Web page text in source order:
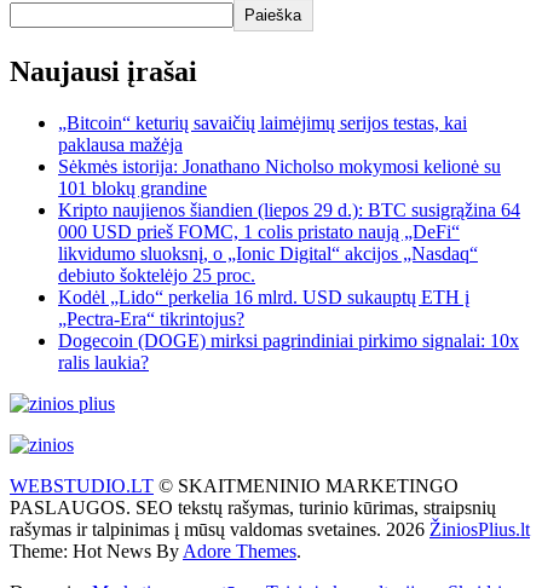
Paieška
Naujausi įrašai
„Bitcoin“ keturių savaičių laimėjimų serijos testas, kai
paklausa mažėja
Sėkmės istorija: Jonathano Nicholso mokymosi kelionė su
101 blokų grandine
Kripto naujienos šiandien (liepos 29 d.): BTC susigrąžina 64
000 USD prieš FOMC, 1 colis pristato naują „DeFi“
likvidumo sluoksnį, o „Ionic Digital“ akcijos „Nasdaq“
debiuto šoktelėjo 25 proc.
Kodėl „Lido“ perkelia 16 mlrd. USD sukauptų ETH į
„Pectra-Era“ tikrintojus?
Dogecoin (DOGE) mirksi pagrindiniai pirkimo signalai: 10x
ralis laukia?
WEBSTUDIO.LT © SKAITMENINIO MARKETINGO
PASLAUGOS. SEO tekstų rašymas, turinio kūrimas, straipsnių
rašymas ir talpinimas į mūsų valdomas svetaines. 2026 ŽiniosPlius.lt
Theme: Hot News By Adore Themes.